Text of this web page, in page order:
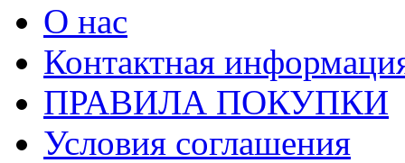
О нас
Контактная
ПРАВИЛА ПОКУПКИ
Условия соглашения